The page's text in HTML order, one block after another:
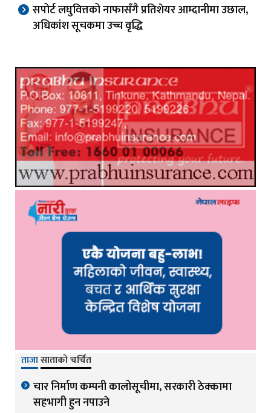
सपोर्ट लघुवित्तको नाफासँगै प्रतिशेयर आम्दानीमा उछाल,
अधिकांश सूचकमा उच्च वृद्धि
ताजासाताको चर्चित
चार निर्माण कम्पनी कालोसूचीमा, सरकारी ठेक्कामा
सहभागी हुन नपाउने